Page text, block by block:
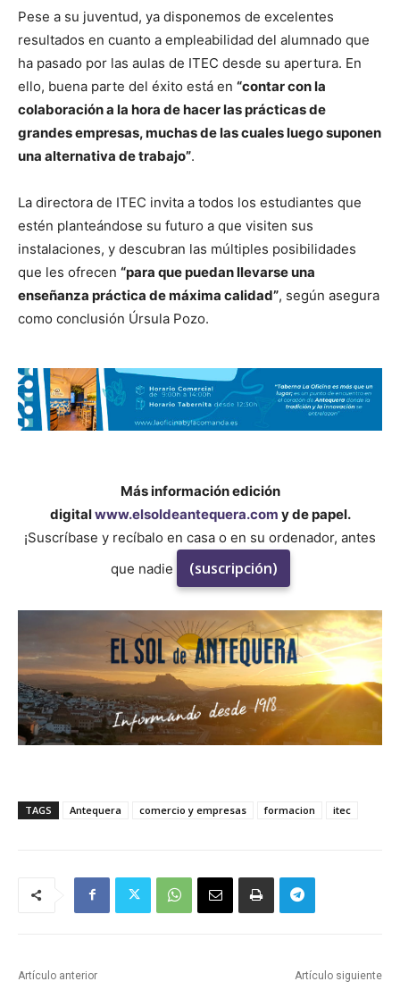
Pese a su juventud, ya disponemos de excelentes
resultados en cuanto a empleabilidad del alumnado que
ha pasado por las aulas de ITEC desde su apertura. En
ello, buena parte del éxito está en “contar con la
colaboración a la hora de hacer las prácticas de
grandes empresas, muchas de las cuales luego suponen
una alternativa de trabajo”.
La directora de ITEC invita a todos los estudiantes que
estén planteándose su futuro a que visiten sus
instalaciones, y descubran las múltiples posibilidades
que les ofrecen “para que puedan llevarse una
enseñanza práctica de máxima calidad”, según asegura
como conclusión Úrsula Pozo.
Más información edición
digitalwww.elsoldeantequera.com y de papel.
¡Suscríbase y recíbalo en casa o en su ordenador, antes
que nadie
(suscripción)
TAGS Antequera comercio y empresas formacion itec
Artículo anterior Artículo siguiente